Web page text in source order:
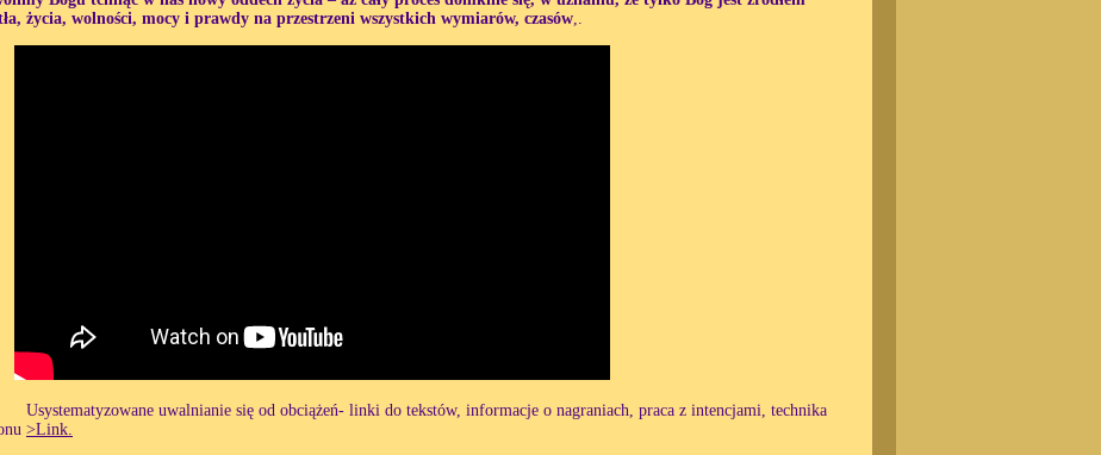
życia, wolności, mocy i prawdy na przestrzeni wszystkich wymiarów, czasów,.
Usystematyzowane uwalnianie się od obciążeń- linki do tekstów, informacje o nagraniach, praca z intencjami, technika
>Link.